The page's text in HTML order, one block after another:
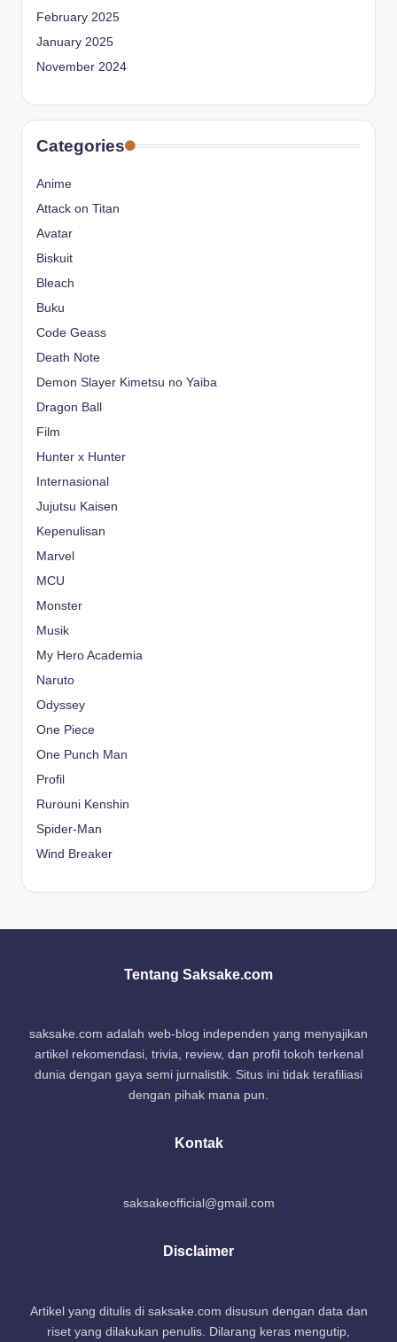
February 2025
January 2025
November 2024
Categories
Anime
Attack on Titan
Avatar
Biskuit
Bleach
Buku
Code Geass
Death Note
Demon Slayer Kimetsu no Yaiba
Dragon Ball
Film
Hunter x Hunter
Internasional
Jujutsu Kaisen
Kepenulisan
Marvel
MCU
Monster
Musik
My Hero Academia
Naruto
Odyssey
One Piece
One Punch Man
Profil
Rurouni Kenshin
Spider-Man
Wind Breaker
Tentang Saksake.com
saksake.com adalah web-blog independen yang menyajikan
artikel rekomendasi, trivia, review, dan profil tokoh terkenal
dunia dengan gaya semi jurnalistik. Situs ini tidak terafiliasi
dengan pihak mana pun.
Kontak
saksakeofficial@gmail.com
Disclaimer
Artikel yang ditulis di saksake.com disusun dengan data dan
riset yang dilakukan penulis. Dilarang keras mengutip,